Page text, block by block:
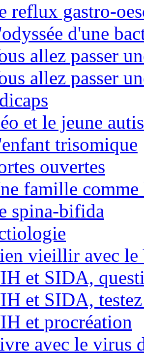
reflux gastro-
d'une
allez passer
allez passer
et le jeune
trisomique
ouvertes
famille comme
spina-bifida
vieillir avec
et SIDA,
et SIDA, testez
et procréation
avec le virus